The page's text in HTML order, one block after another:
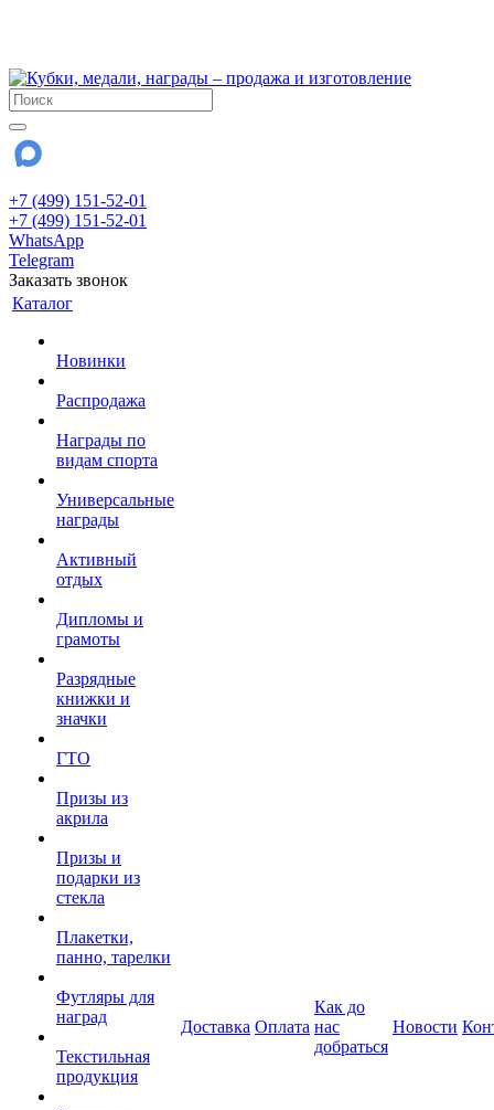
+7 (499) 151-52-01
+7 (499) 151-52-01
WhatsApp
Telegram
Заказать звонок
Каталог
Новинки
Распродажа
Награды по
видам спорта
Универсальные
награды
Активный
отдых
Дипломы и
грамоты
Разрядные
книжки и
значки
ГТО
Призы из
акрила
Призы и
подарки из
стекла
Плакетки,
панно, тарелки
Футляры для
наград
Текстильная
продукция
Доставка Оплата
Как до
нас
добраться
Новости